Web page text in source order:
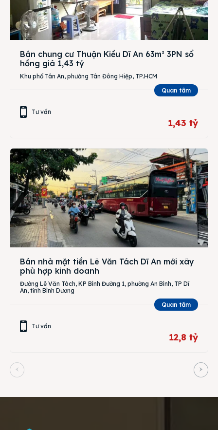
Bán chung cư Thuận Kiều Dĩ An 63m² 3PN sổ
hồng giá 1,43 tỷ
Khu phố Tân An, phường Tân Đông Hiệp, TP.HCM
Quan tâm
Tư vấn
1,43 tỷ
Bán nhà mặt tiền Lê Văn Tách Dĩ An mới xây
phù hợp kinh doanh
Đường Lê Văn Tách, KP Bình Đường 1, phường An Bình, TP Dĩ
An, tỉnh Bình Dương
Quan tâm
Tư vấn
12,8 tỷ